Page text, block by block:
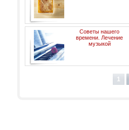
Советы нашего
времени. Лечение
музыкой
1